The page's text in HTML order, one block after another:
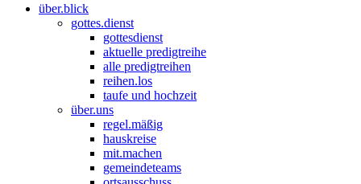
über.blick
gottes.dienst
gottesdienst
aktuelle predigtreihe
alle predigtreihen
reihen.los
taufe und hochzeit
über.uns
regel.mäßig
hauskreise
mit.machen
gemeindeteams